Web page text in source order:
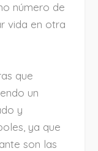
número de
vida en otra
que
un
y
ya que
son las